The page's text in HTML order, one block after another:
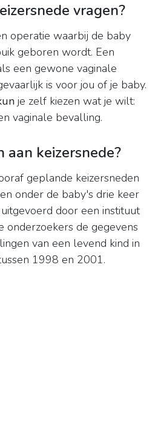
vragen?
operatie waarbij de baby
geboren wordt. Een
een gewone vaginale
is voor jou of je baby.
je zelf kiezen wat je wilt:
vaginale bevalling.
aan keizersnede?
geplande keizersneden
onder de baby's drie keer
door een instituut
onderzoekers de gegevens
van een levend kind in
1998 en 2001.